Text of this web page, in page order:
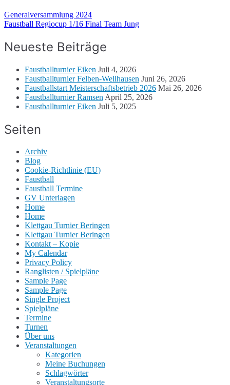
Generalversammlung 2024
Faustball Regiocup 1/16 Final Team Jung
Neueste Beiträge
Faustballturnier Eiken Juli 4, 2026
Faustballturnier Felben-Wellhausen Juni 26, 2026
Faustballstart Meisterschaftsbetrieb 2026 Mai 26, 2026
Faustballturnier Ramsen April 25, 2026
Faustballturnier Eiken Juli 5, 2025
Seiten
Archiv
Blog
Cookie-Richtlinie (EU)
Faustball
Faustball Termine
GV Unterlagen
Home
Home
Klettgau Turnier Beringen
Klettgau Turnier Beringen
Kontakt – Kopie
My Calendar
Privacy Policy
Ranglisten / Spielpläne
Sample Page
Sample Page
Single Project
Spielpläne
Termine
Turnen
Über uns
Veranstaltungen
Kategorien
Meine Buchungen
Schlagwörter
Veranstaltungsorte